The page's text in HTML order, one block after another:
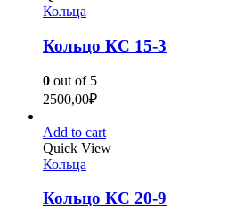
Кольца
Кольцо КС 15-3
0 out of 5
2500,00₽
Add to cart
Quick View
Кольца
Кольцо КС 20-9